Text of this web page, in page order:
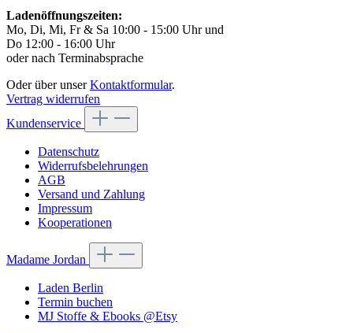
Ladenöffnungszeiten:
Mo, Di, Mi, Fr & Sa 10:00 - 15:00 Uhr und
Do 12:00 - 16:00 Uhr
oder nach Terminabsprache
Oder über unserKontaktformular.
Vertrag widerrufen
Kundenservice
Datenschutz
Widerrufsbelehrungen
AGB
Versand und Zahlung
Impressum
Kooperationen
Madame Jordan
Laden Berlin
Termin buchen
MJ Stoffe & Ebooks @Etsy